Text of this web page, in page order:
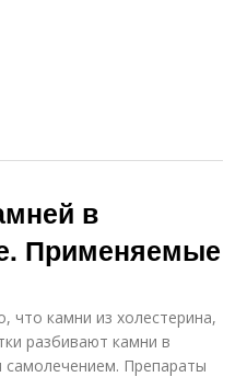
в
Применяемые
что камни из холестерина,
разбивают камни в
Препараты